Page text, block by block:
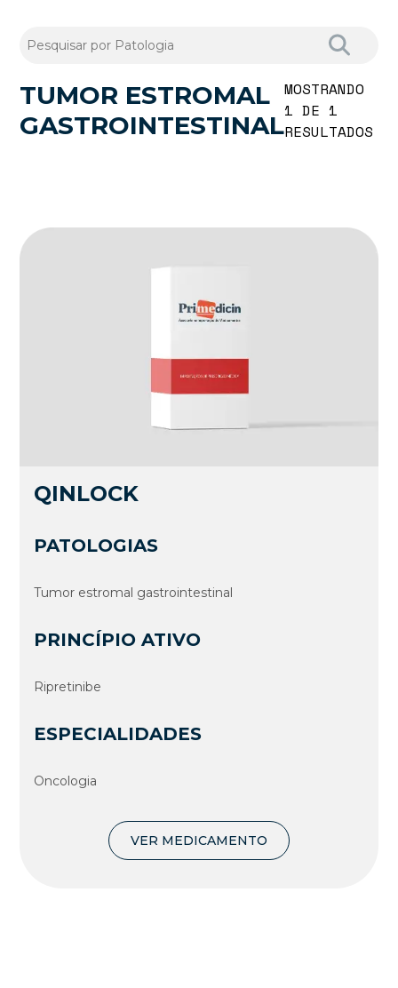
TUMOR ESTROMAL
GASTROINTESTINAL
MOSTRANDO
1 DE 1
RESULTADOS
QINLOCK
PATOLOGIAS
Tumor estromal gastrointestinal
PRINCÍPIO ATIVO
Ripretinibe
ESPECIALIDADES
Oncologia
VER MEDICAMENTO